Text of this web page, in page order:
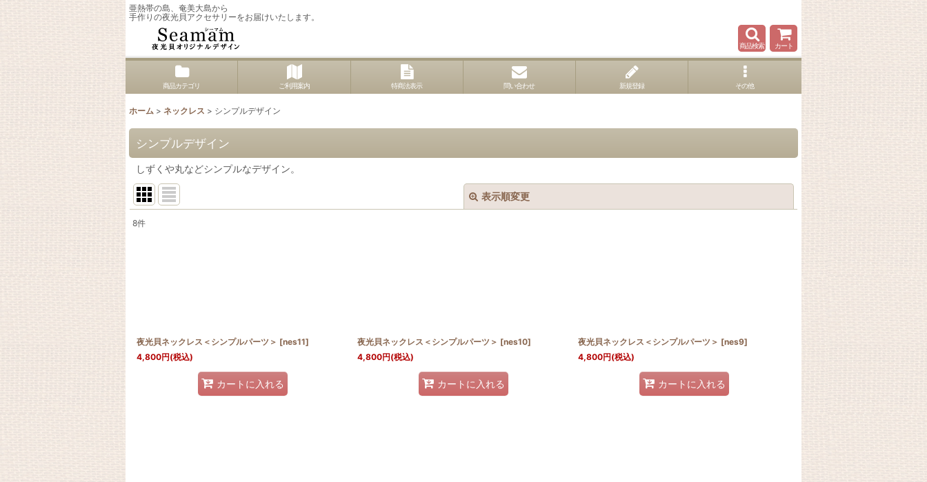
亜熱帯の島、奄美大島から
手作りの夜光貝アクセサリーをお届けいたします。
商品検索 カート
商品カテゴリ ご利用案内 特商法表示 問い合わせ 新規登録 その他
ホーム > ネックレス > シンプルデザイン
シンプルデザイン
しずくや丸などシンプルなデザイン。
表示順変更
8件
夜光貝ネックレス＜シンプルパーツ＞ [nes11]
4,800円(税込)
カートに入れる
夜光貝ネックレス＜シンプルパーツ＞ [nes10]
4,800円(税込)
カートに入れる
夜光貝ネックレス＜シンプルパーツ＞ [nes9]
4,800円(税込)
カートに入れる